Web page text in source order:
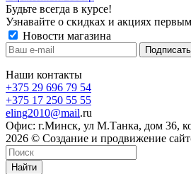
Будьте всегда в курсе!
Узнавайте о скидках и акциях первым
Новости магазина
Наши контакты
+375 29 696 79 54
+375 17 250 55 55
eling2010@mail.ru
Офис: г.Минск, ул М.Танка, дом 36,
2026 © Создание и продвижение
Найти